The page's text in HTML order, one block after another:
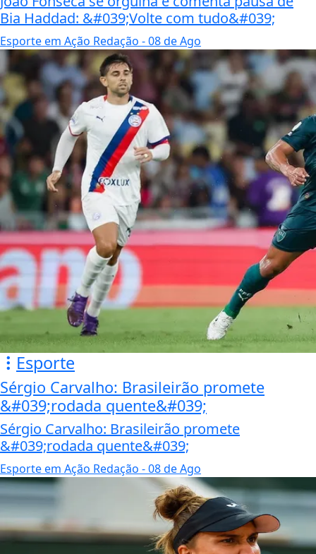
Bia Haddad: &#039;Volte com tudo&#039;
Esporte em Ação Redação - 08 de Ago
Esporte
Sérgio Carvalho: Brasileirão promete
&#039;rodada quente&#039;
Sérgio Carvalho: Brasileirão promete
&#039;rodada quente&#039;
Esporte em Ação Redação - 08 de Ago